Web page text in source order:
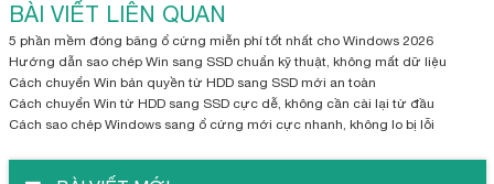
BÀI VIẾT LIÊN QUAN
5 phần mềm đóng băng ổ cứng miễn phí tốt nhất cho Windows 2026
Hướng dẫn sao chép Win sang SSD chuẩn kỹ thuật, không mất dữ liệu
Cách chuyển Win bản quyền từ HDD sang SSD mới an toàn
Cách chuyển Win từ HDD sang SSD cực dễ, không cần cài lại từ đầu
Cách sao chép Windows sang ổ cứng mới cực nhanh, không lo bị lỗi